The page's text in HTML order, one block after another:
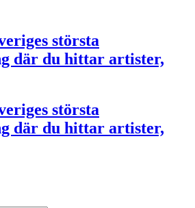
största
där du hittar artister,
största
där du hittar artister,